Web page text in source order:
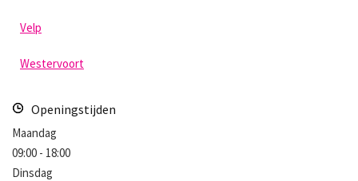
Velp
Westervoort
Openingstijden
Maandag
09:00 - 18:00
Dinsdag